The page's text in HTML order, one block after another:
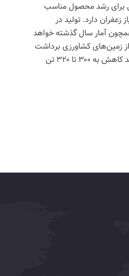
برای رشد محصول مناسب
زعفران دارد. تولید در
آمار سال گذشته خواهد
از زمین‌های کشاورزی برداشت
شد. شاید هم با ۱۰ درصد کاهش به ۳۰۰ تا ۳۲۰ تن